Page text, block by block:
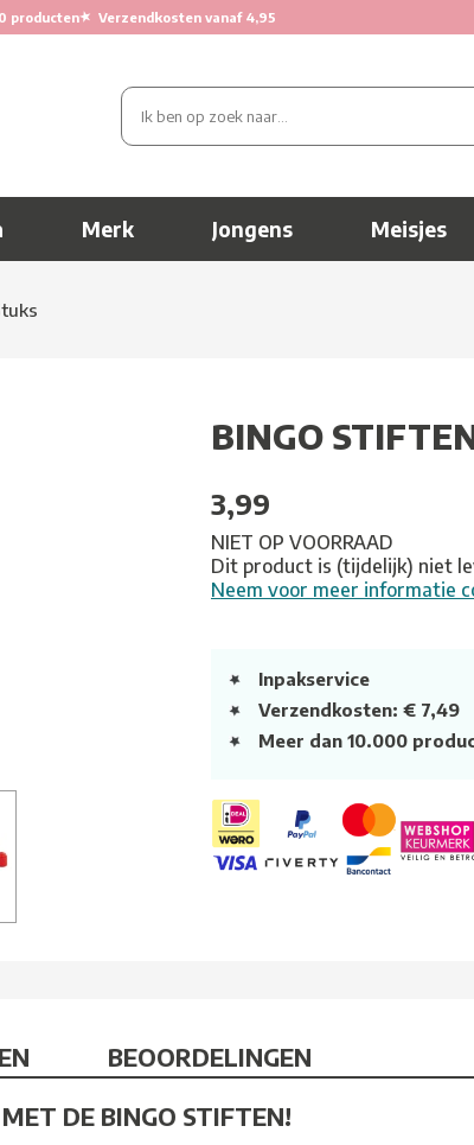
producten★ Verzendkosten vanaf 4,95
Merk Jongens Meisjes
BINGO
3,99
NIET OP VOORRAAD
Dit product is (tijdelijk) niet
Neem voor meer informatie
Inpakservice
Verzendkosten: € 7,49
Meer dan 10.000
BEOORDELINGEN
DE BINGO STIFTEN!